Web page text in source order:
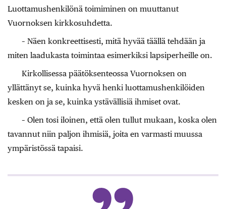
Luottamushenkilönä toimiminen on muuttanut
Vuornoksen kirkkosuhdetta.
– Näen konkreettisesti, mitä hyvää täällä tehdään ja
miten laadukasta toimintaa esimerkiksi lapsiperheille on.
Kirkollisessa päätöksenteossa Vuornoksen on
yllättänyt se, kuinka hyvä henki luottamushenkilöiden
kesken on ja se, kuinka ystävällisiä ihmiset ovat.
– Olen tosi iloinen, että olen tullut mukaan, koska olen
tavannut niin paljon ihmisiä, joita en varmasti muussa
ympäristössä tapaisi.